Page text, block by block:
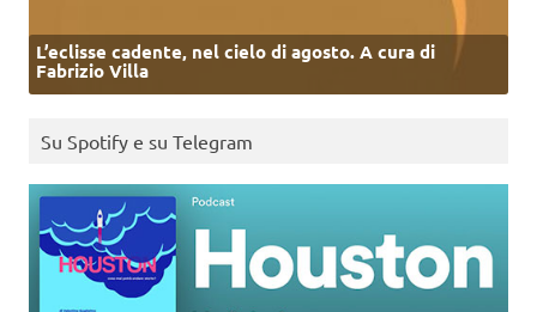
L’eclisse cadente, nel cielo di agosto. A cura di
Fabrizio Villa
Su Spotify e su Telegram